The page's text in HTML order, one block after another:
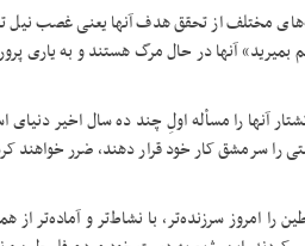
مختلف از تحقق هدف آنها یعنی غصب نیل تا
آنها در حال مرگ هستند و به یاری
آنها را مسأله اولِ چند ده سال اخیر دنیای
سرمشق کار خود قرار دهند، ضرر خواهند
سرزنده‌تر، با نشاط‌تر و آماده‌تر از